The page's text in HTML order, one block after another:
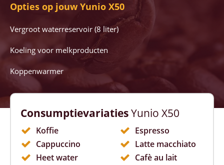
Opties op jouw Yunio X50
Vergroot waterreservoir (8 liter)
Koeling voor melkproducten
Koppenwarmer
ConsumptievariatiesYunio X50
Koffie
Espresso
Cappuccino
Latte macchiato
Heet water
Cafè au lait